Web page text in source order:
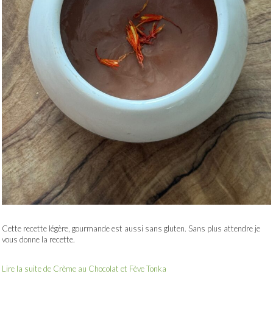
Cette recette légère, gourmande est aussi sans gluten. Sans plus attendre je
vous donne la recette.
Lire la suite de Crème au Chocolat et Fève Tonka